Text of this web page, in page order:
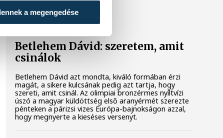
a megengedése
Betlehem Dávid: szeretem, amit
csinálok
Betlehem Dávid azt mondta, kiváló formában érzi
magát, a sikere kulcsának pedig azt tartja, hogy
szereti, amit csinál. Az olimpiai bronzérmes nyíltvízi
úszó a magyar küldöttség első aranyérmét szerezte
pénteken a párizsi vizes Európa-bajnokságon azzal,
hogy megnyerte a kieséses versenyt.